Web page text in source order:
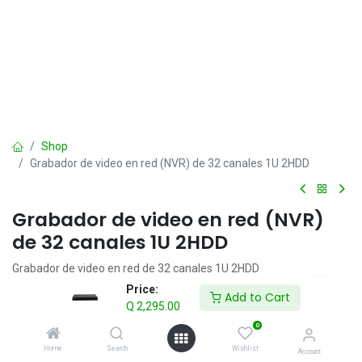
Price:
Q 2,295.00
Add to Cart
Home Search
0
Wishlist Account
Shop
Grabador de video en red (NVR) de 32 canales 1U 2HDD
Grabador de video en red (NVR)
de 32 canales 1U 2HDD
Grabador de video en red de 32 canales 1U 2HDD
> Nueva interfaz de usuario 4.0, línea de base de seguridad 2.1
> H.264, H.265, Smart H.264+ y Smart H.265+. Cambio automático
> Máx. capacidad de decodificación: 8 × 1080p@30 fps. Admite
decodificación adaptativa